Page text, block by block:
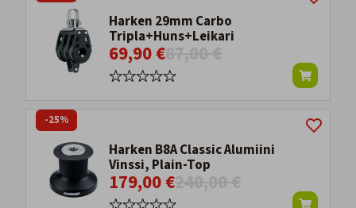
Harken 29mm Carbo
Tripla+Huns+Leikari
69,90 €
Harken B8A Classic Alumiini
Vinssi, Plain-Top
179,00 €
-25%